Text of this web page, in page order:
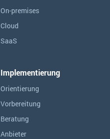
On-premises
Cloud
SaaS
Implementierung
Orientierung
Vorbereitung
Beratung
Anbieter